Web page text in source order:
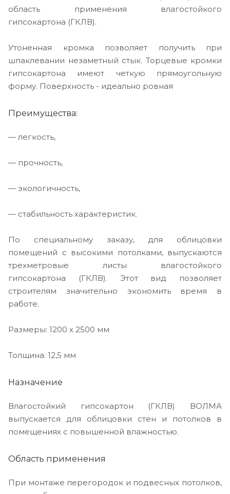
область применения влагостойкого
гипсокартона (ГКЛВ).
Утоненная кромка позволяет получить при
шпаклевании незаметный стык. Торцевые кромки
гипсокартона имеют четкую прямоугольную
форму. Поверхность - идеально ровная
Преимущества:
— легкость,
— прочность,
— экологичность,
— стабильность характеристик.
По специальному заказу, для облицовки
помещений с высокими потолками, выпускаются
трехметровые листы влагостойкого
гипсокартона (ГКЛВ). Этот вид позволяет
строителям значительно экономить время в
работе.
Размеры: 1200 х 2500 мм
Толщина: 12,5 мм
Назначение
Влагостойкий гипсокартон (ГКЛВ) ВОЛМА
выпускается для облицовки стен и потолков в
помещениях с повышенной влажностью.
Область применения
При монтаже перегородок и подвесных потолков,